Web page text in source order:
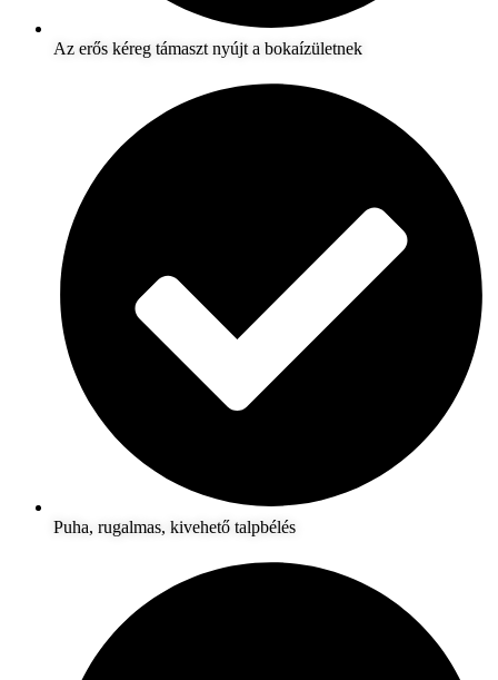
Az erős kéreg támaszt nyújt a bokaízületnek
Puha, rugalmas, kivehető talpbélés